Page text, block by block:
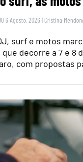
6 Agosto, 2026 | Cristina
surf e motos
decorre a 7 e 8
com propostas